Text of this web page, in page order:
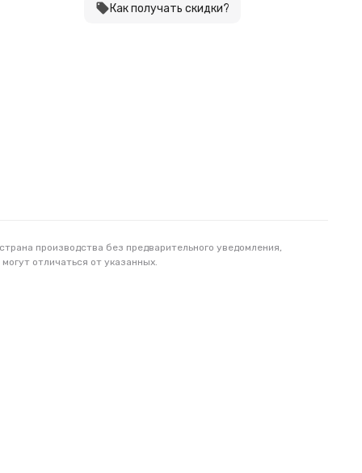
local_offerКак получать скидки?
производства без предварительного уведомления,
отличаться от указанных.